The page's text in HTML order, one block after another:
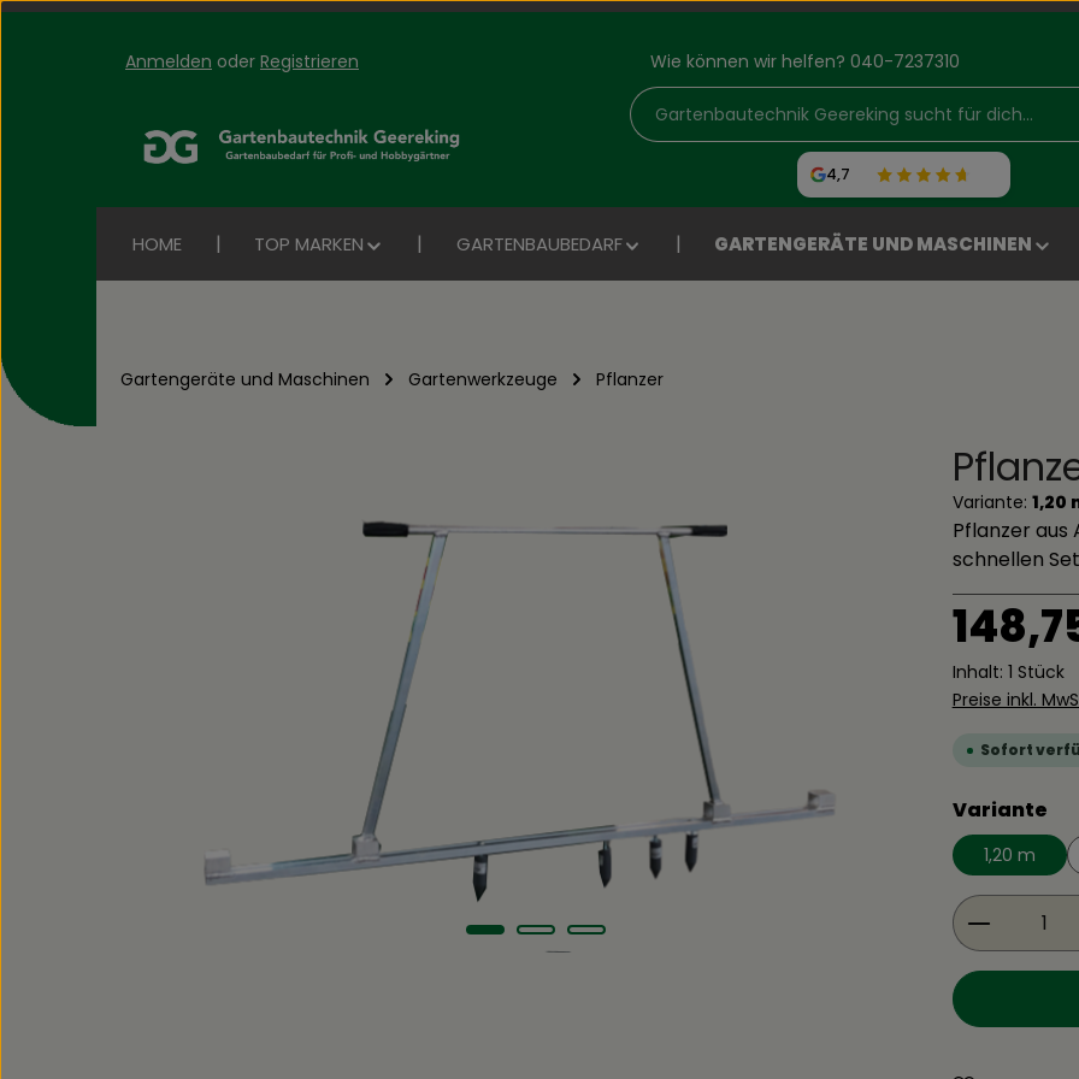
Zum Hauptinhalt springen
Zur Suche springen
Zur Hauptnavigation springen
Anmelden oder Registrieren Wie können wir helfen? 040-7237310
4,7
HOME TOP MARKEN GARTENBAUBEDARF GARTENGERÄTE UND MASCHINEN
Gartengeräte und Maschinen Gartenwerkzeuge Pflanzer
Variante: 1,20
Pflanzer aus
schnellen
Regulärer
Inhalt: 1 Stück
Preise inkl.
Sofort
Variante
1,20 m
Produkt